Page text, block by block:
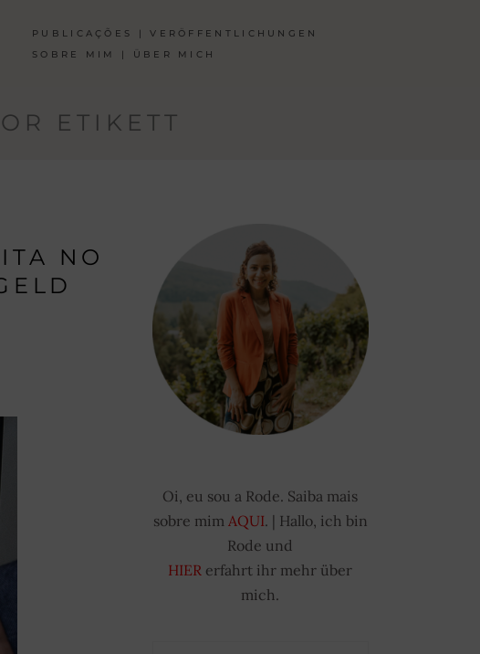
PUBLICAÇÕES | VERÖFFENTLICHUNGEN
SOBRE MIM | ÜBER MICH
ETIKETT
NO
Oi, eu sou a Rode. Saiba mais
sobre mim AQUI. | Hallo, ich bin
Rode und
HIER erfahrt ihr mehr über
mich.